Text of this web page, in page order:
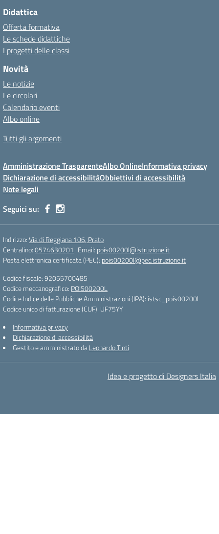
Didattica
Offerta formativa
Le schede didattiche
I progetti delle classi
Novità
Le notizie
Le circolari
Calendario eventi
Albo online
Tutti gli argomenti
Amministrazione TrasparenteAlbo OnlineInformativa privacy
Dichiarazione di accessibilitàObbiettivi di accessibilità
Note legali
Seguici su:
Indirizzo:Via di Reggiana 106, Prato
Centralino:0574630201 Email: pois00200l@istruzione.it
Posta elettronica certificata (PEC): pois00200l@pec.istruzione.it
Codice fiscale: 92055700485
Codice meccanografico: POIS00200L
Codice Indice delle Pubbliche Amministrazioni (IPA): istsc_pois00200l
Codice unico di fatturazione (CUF): UF75YY
Informativa privacy
Dichiarazione di accessibilità
Gestito e amministrato daLeonardo Tinti
Idea e progetto di Designers Italia